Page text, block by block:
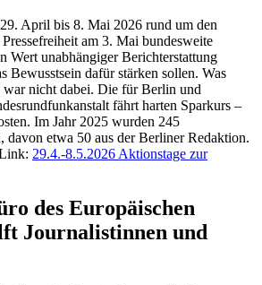
April bis 8. Mai 2026 rund um den
am 3. Mai bundesweite
Wert unabhängiger Berichterstattung
Bewusstsein dafür stärken sollen. Was
nicht dabei. Die für Berlin und
fährt harten Sparkurs –
Im Jahr 2025 wurden 245
davon etwa 50 aus der Berliner Redaktion.
29.4.-8.5.2026 Aktionstage zur
des Europäischen
Journalistinnen und